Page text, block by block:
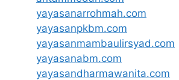
yayasanarrohmah.com
yayasanpkbm.com
yayasanmambaulirsyad.com
yayasanabm.com
yayasandharmawanita.com